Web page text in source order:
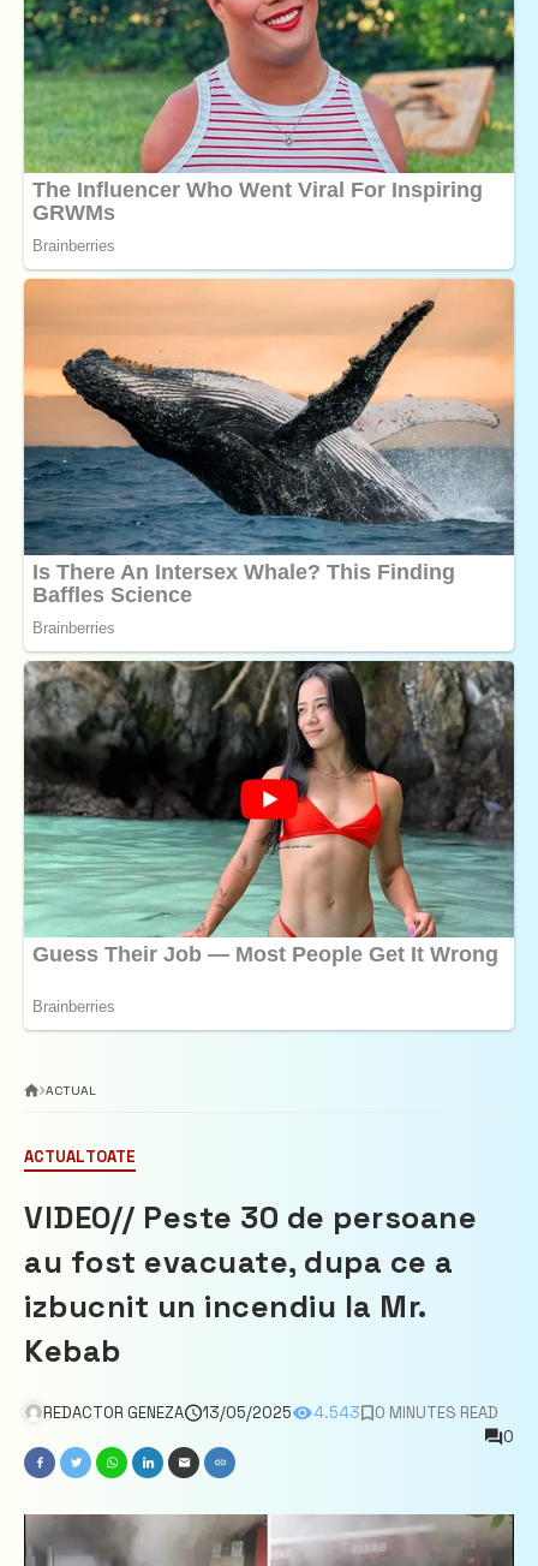
ACTUAL
ACTUALTOATE
VIDEO// Peste 30 de persoane
au fost evacuate, dupa ce a
izbucnit un incendiu la Mr.
Kebab
REDACTOR GENEZA 13/05/2025 4.543
0 MINUTES READ
0